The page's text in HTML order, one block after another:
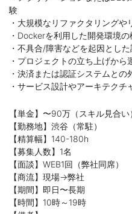
験
・大規模なリファクタリングや
・Dockerを利用した開発環境
・不具合/障害などを起因とし
・プロジェクトの立ち上げか
・決済または認証システムと
・サービス設計やアーキテクチ
【単金】〜90万（スキル見合い
【勤務地】渋谷（常駐）
【精算幅】140-180h
【募集人数】1名
【面談】WEB1回（弊社同席）
【商流】現場→弊社
【期間】即日〜長期
【時間】10時～19時